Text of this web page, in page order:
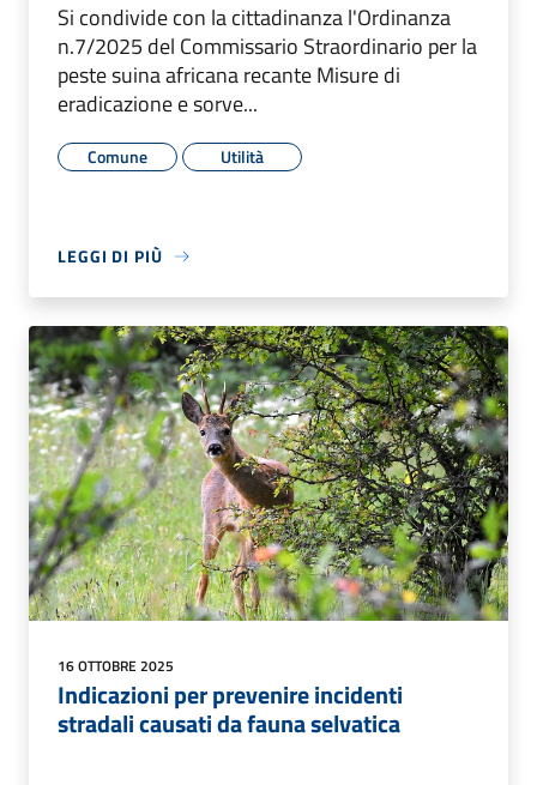
Si condivide con la cittadinanza l'Ordinanza
n.7/2025 del Commissario Straordinario per la
peste suina africana recante Misure di
eradicazione e sorve...
Comune Utilità
LEGGI DI PIÙ
16 OTTOBRE 2025
Indicazioni per prevenire incidenti
stradali causati da fauna selvatica